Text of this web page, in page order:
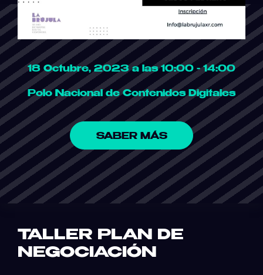
18 Octubre, 2023 a las 10:00 - 14:00
Polo Nacional de Contenidos Digitales
SABER MÁS
TALLER PLAN DE
NEGOCIACIÓN